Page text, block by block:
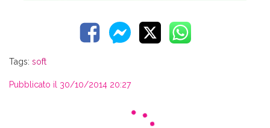
Tags: soft
Pubblicato il 30/10/2014 20:27